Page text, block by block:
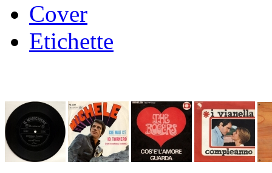
Cover
Etichette